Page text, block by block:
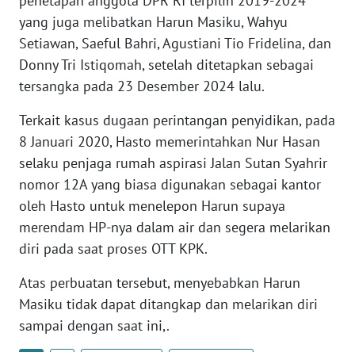
yang juga melibatkan Harun Masiku, Wahyu
Setiawan, Saeful Bahri, Agustiani Tio Fridelina, dan
Donny Tri Istiqomah, setelah ditetapkan sebagai
tersangka pada 23 Desember 2024 lalu.
Terkait kasus dugaan perintangan penyidikan, pada
8 Januari 2020, Hasto memerintahkan Nur Hasan
selaku penjaga rumah aspirasi Jalan Sutan Syahrir
nomor 12A yang biasa digunakan sebagai kantor
oleh Hasto untuk menelepon Harun supaya
merendam HP-nya dalam air dan segera melarikan
diri pada saat proses OTT KPK.
Atas perbuatan tersebut, menyebabkan Harun
Masiku tidak dapat ditangkap dan melarikan diri
sampai dengan saat ini,.
KEPRI
WN
PAPUA
WN
PAPUA
BARAT
WN
WN
SERAMBI